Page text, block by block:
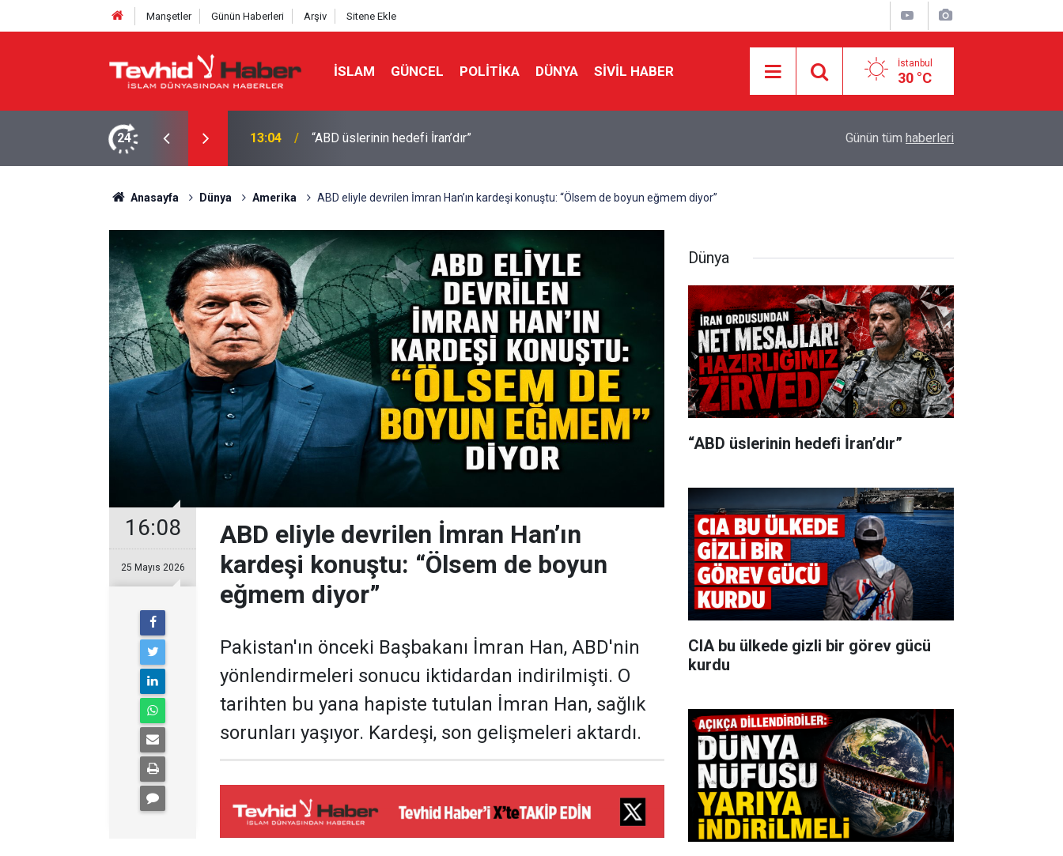
Manşetler Günün Haberleri Arşiv Sitene Ekle
İSLAM GÜNCEL POLITIKA DÜNYA SIVIL HABER İstanbul
30 °C
24 12:50 CIA bu ülkede gizli bir görev gücü kurdu Açıkça dillendirdiler: Dünya nüfusu yarıya
Günün tüm haberleri
Anasayfa Dünya Amerika ABD eliyle devrilen İmran Han’ın kardeşi konuştu: “Ölsem de boyun eğmem diyor”
16:08
25 Mayıs 2026
ABD eliyle devrilen İmran Han’ın
kardeşi konuştu: “Ölsem de boyun
eğmem diyor”
Pakistan'ın önceki Başbakanı İmran Han, ABD'nin
yönlendirmeleri sonucu iktidardan indirilmişti. O
tarihten bu yana hapiste tutulan İmran Han, sağlık
sorunları yaşıyor. Kardeşi, son gelişmeleri aktardı.
Dünya
“ABD üslerinin hedefi İran’dır”
CIA bu ülkede gizli bir görev gücü
kurdu